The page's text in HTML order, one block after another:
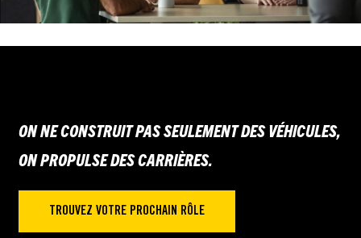
ON NE CONSTRUIT PAS SEULEMENT DES VÉHICULES,
ON PROPULSE DES CARRIÈRES.
TROUVEZ VOTRE PROCHAIN RÔLE